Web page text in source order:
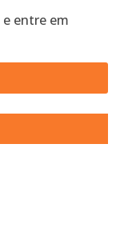
e entre em